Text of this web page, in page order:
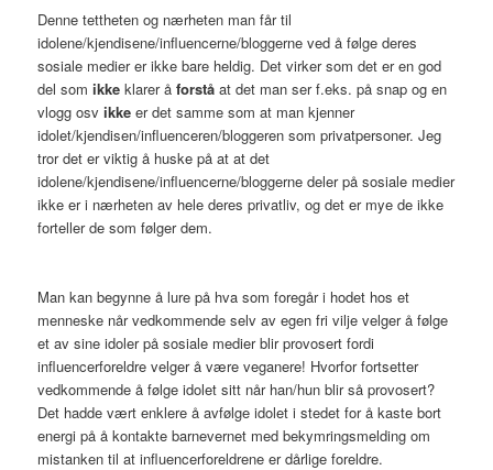
Denne tettheten og nærheten man får til
idolene/kjendisene/influencerne/bloggerne ved å følge deres
sosiale medier er ikke bare heldig. Det virker som det er en god
del somikke klarer åforstå at det man ser f.eks. på snap og en
vlogg osvikke er det samme som at man kjenner
idolet/kjendisen/influenceren/bloggeren som privatpersoner. Jeg
tror det er viktig å huske på at at det
idolene/kjendisene/influencerne/bloggerne deler på sosiale medier
ikke er i nærheten av hele deres privatliv, og det er mye de ikke
forteller de som følger dem.
Man kan begynne å lure på hva som foregår i hodet hos et
menneske når vedkommende selv av egen fri vilje velger å følge
et av sine idoler på sosiale medier blir provosert fordi
influencerforeldre velger å være veganere! Hvorfor fortsetter
vedkommende å følge idolet sitt når han/hun blir så provosert?
Det hadde vært enklere å avfølge idolet i stedet for å kaste bort
energi på å kontakte barnevernet med bekymringsmelding om
mistanken til at influencerforeldrene er dårlige foreldre.